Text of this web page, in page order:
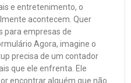
e entretenimento, o
acontecem. Quer
para empresas de
Agora, imagine o
precisa de um contador
que ele enfrenta. Ele
encontrar alguém que não